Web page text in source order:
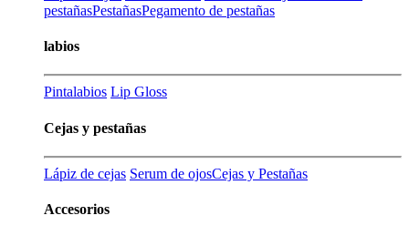
pestañasPestañasPegamento de pestañas
labios
Pintalabios Lip Gloss
Cejas y pestañas
Lápiz de cejas Serum de ojosCejas y Pestañas
Accesorios